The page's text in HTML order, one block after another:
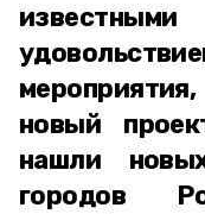
новый
нашли
городов